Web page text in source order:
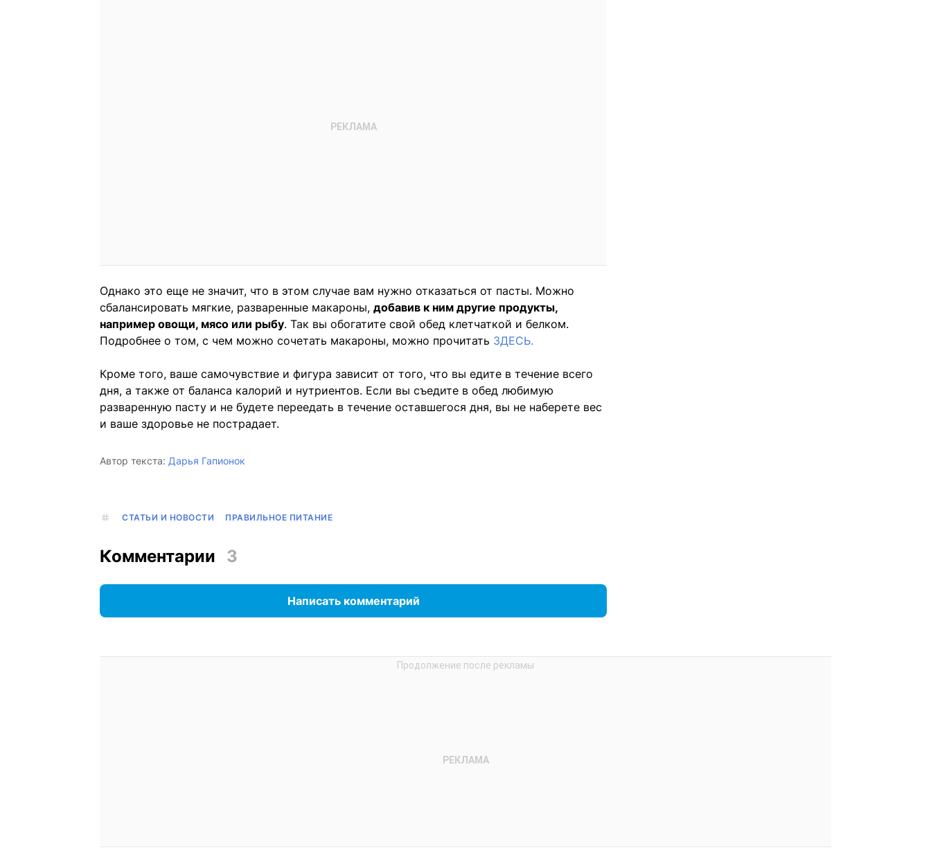
Однако это еще не значит, что в этом случае вам нужно отказаться от пасты. Можно
сбалансировать мягкие, разваренные макароны, добавив к ним другие продукты,
например овощи, мясо или рыбу. Так вы обогатите свой обед клетчаткой и белком.
Подробнее о том, с чем можно сочетать макароны, можно прочитать ЗДЕСЬ.
Кроме того, ваше самочувствие и фигура зависит от того, что вы едите в течение всего
дня, а также от баланса калорий и нутриентов. Если вы съедите в обед любимую
разваренную пасту и не будете переедать в течение оставшегося дня, вы не наберете вес
и ваше здоровье не пострадает.
Автор текста: Дарья Гапионок
СТАТЬИ И НОВОСТИ ПРАВИЛЬНОЕ ПИТАНИЕ
Комментарии 3
Написать комментарий